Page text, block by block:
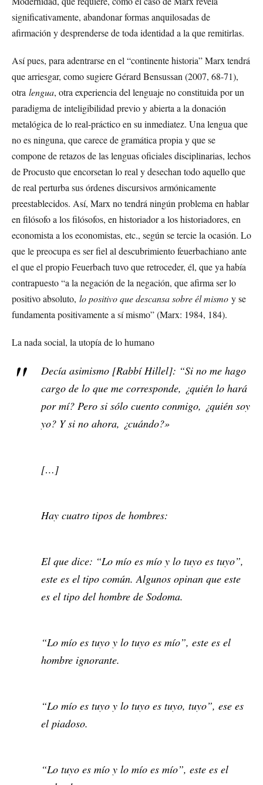
significativamente, abandonar formas anquilosadas de
afirmación y desprenderse de toda identidad a la que remitirlas.
Así pues, para adentrarse en el “continente historia” Marx tendrá
que arriesgar, como sugiere Gérard Bensussan (2007, 68-71),
otra lengua, otra experiencia del lenguaje no constituida por un
paradigma de inteligibilidad previo y abierta a la donación
metalógica de lo real-práctico en su inmediatez. Una lengua que
no es ninguna, que carece de gramática propia y que se
compone de retazos de las lenguas oficiales disciplinarias, lechos
de Procusto que encorsetan lo real y desechan todo aquello que
de real perturba sus órdenes discursivos armónicamente
preestablecidos. Así, Marx no tendrá ningún problema en hablar
en filósofo a los filósofos, en historiador a los historiadores, en
economista a los economistas, etc., según se tercie la ocasión. Lo
que le preocupa es ser fiel al descubrimiento feuerbachiano ante
el que el propio Feuerbach tuvo que retroceder, él, que ya había
contrapuesto “a la negación de la negación, que afirma ser lo
positivo absoluto, lo positivo que descansa sobre él mismo y se
fundamenta positivamente a sí mismo” (Marx: 1984, 184).
La nada social, la utopía de lo humano
Decía asimismo [Rabbí Hillel]: “Si no me hago
cargo de lo que me corresponde, ¿quién lo hará
por mí? Pero si sólo cuento conmigo, ¿quién soy
yo? Y si no ahora, ¿cuándo?»
[…]
Hay cuatro tipos de hombres:
El que dice: “Lo mío es mío y lo tuyo es tuyo”,
este es el tipo común. Algunos opinan que este
es el tipo del hombre de Sodoma.
“Lo mío es tuyo y lo tuyo es mío”, este es el
hombre ignorante.
“Lo mío es tuyo y lo tuyo es tuyo, tuyo”, ese es
el piadoso.
“Lo tuyo es mío y lo mío es mío”, este es el